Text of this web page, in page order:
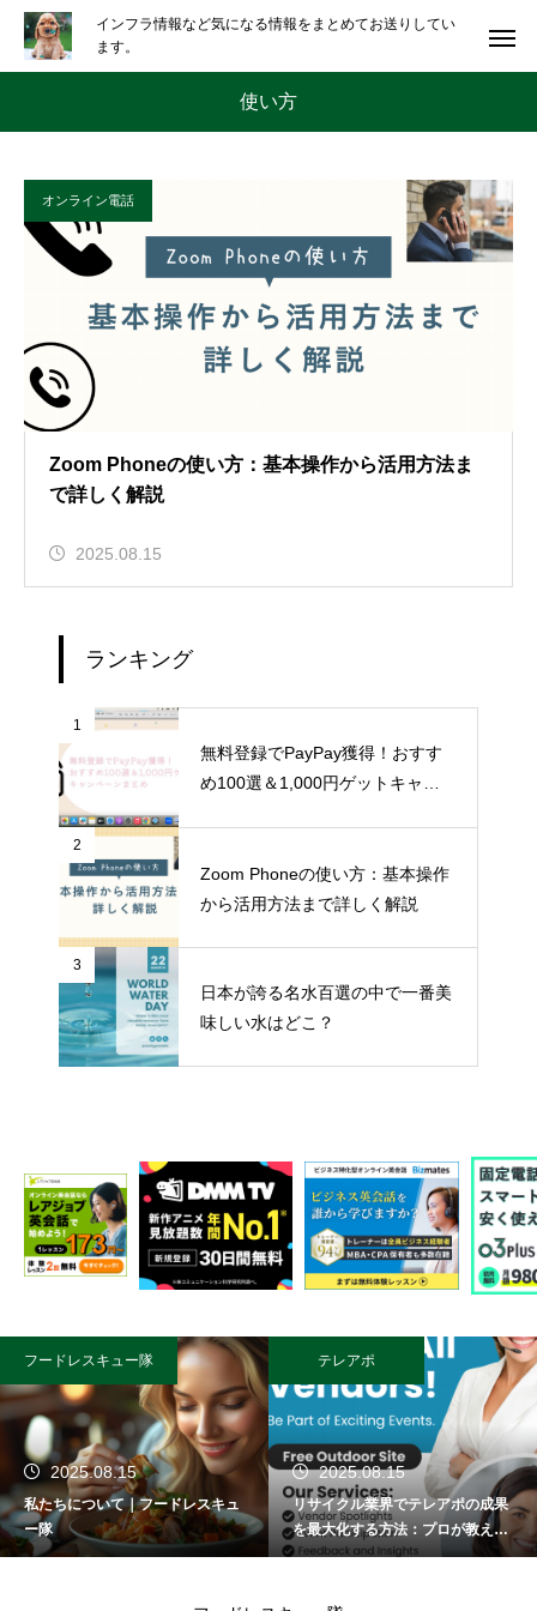
インフラ情報など気になる情報をまとめてお送りしてい
ます。
使い方
オンライン電話
Zoom Phoneの使い方：基本操作から活用方法ま
で詳しく解説
2025.08.15
ランキング
1
無料登録でPayPay獲得！おすす
め100選＆1,000円ゲットキャン
2
Zoom Phoneの使い方：基本操作
から活用方法まで詳しく解説
3
日本が誇る名水百選の中で一番美
味しい水はどこ？
フードレスキュー隊
2025.08.15
私たちについて｜フードレスキュ
ー隊
テレアポ
2025.08.15
リサイクル業界でテレアポの成果
を最大化する方法：プロが教える
成功術